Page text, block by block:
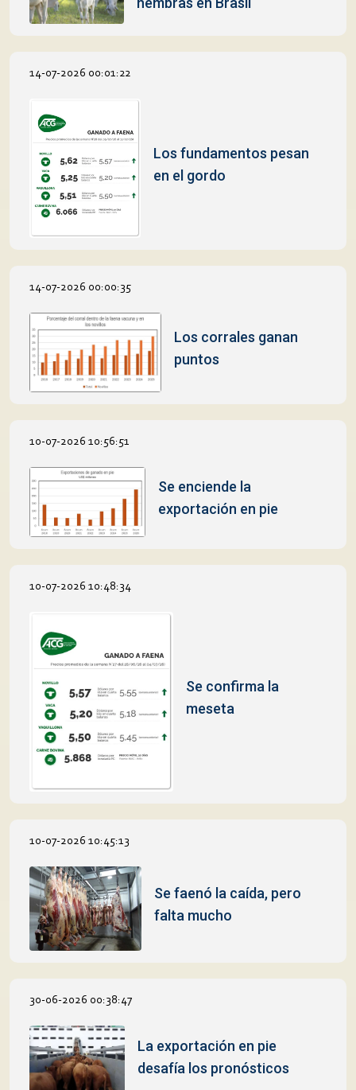
14-07-2026 00:01:22
Los fundamentos pesan
en el gordo
14-07-2026 00:00:35
Los corrales ganan
puntos
10-07-2026 10:56:51
Se enciende la
exportación en pie
10-07-2026 10:48:34
Se confirma la
meseta
10-07-2026 10:45:13
Se faenó la caída, pero
falta mucho
30-06-2026 00:38:47
La exportación en pie
desafía los pronósticos